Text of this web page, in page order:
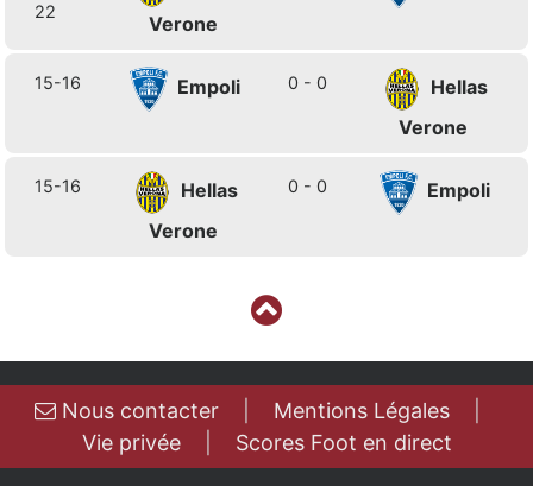
22
Verone
15-16 Empoli 0 - 0
Hellas
Verone
15-16
Hellas
Verone
0 - 0 Empoli
Nous contacter Mentions Légales
Vie privée| Scores Foot en direct